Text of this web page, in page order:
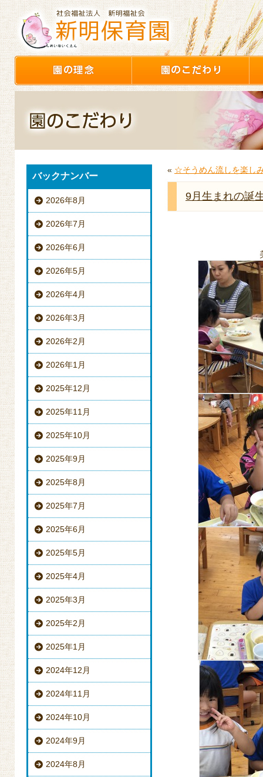
バックナンバー
2026年8月
2026年7月
2026年6月
2026年5月
2026年4月
2026年3月
2026年2月
2026年1月
2025年12月
2025年11月
2025年10月
2025年9月
2025年8月
2025年7月
2025年6月
2025年5月
2025年4月
2025年3月
2025年2月
2025年1月
2024年12月
2024年11月
2024年10月
2024年9月
2024年8月
« ☆そうめん流しを楽し
9月生まれの誕